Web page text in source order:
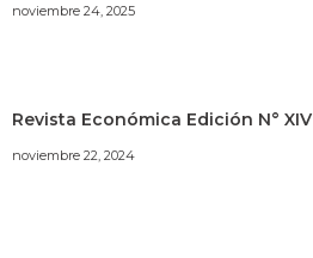
noviembre 24, 2025
Revista Económica Edición N° XIV
noviembre 22, 2024